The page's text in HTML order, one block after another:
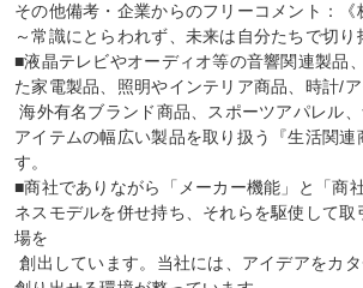
その他備考・企業からのフリーコメント：《
～常識にとらわれず、未来は自分たちで切り
■液晶テレビやオーディオ等の音響関連製品
た家電製品、照明やインテリア商品、時計/
海外有名ブランド商品、スポーツアパレル、食品/お酒等、約5万
アイテムの幅広い製品を取り扱う『生活関
す。
■商社でありながら「メーカー機能」と「商
ネスモデルを併せ持ち、それらを駆使して
場を
創出しています。当社には、アイデアをカタチにし、チャンスを